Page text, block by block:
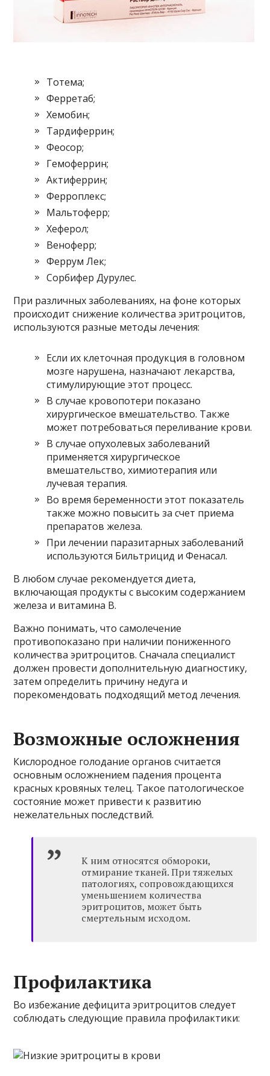
Тотема;
Ферретаб;
Хемобин;
Тардиферрин;
Феосор;
Гемоферрин;
Актиферрин;
Ферроплекс;
Мальтоферр;
Хеферол;
Веноферр;
Феррум Лек;
Сорбифер Дурулес.
При различных заболеваниях, на фоне которых
происходит снижение количества эритроцитов,
используются разные методы лечения:
Если их клеточная продукция в головном
мозге нарушена, назначают лекарства,
стимулирующие этот процесс.
В случае кровопотери показано
хирургическое вмешательство. Также
может потребоваться переливание крови.
В случае опухолевых заболеваний
применяется хирургическое
вмешательство, химиотерапия или
лучевая терапия.
Во время беременности этот показатель
также можно повысить за счет приема
препаратов железа.
При лечении паразитарных заболеваний
используются Бильтрицид и Фенасал.
В любом случае рекомендуется диета,
включающая продукты с высоким содержанием
железа и витамина B.
Важно понимать, что самолечение
противопоказано при наличии пониженного
количества эритроцитов. Сначала специалист
должен провести дополнительную диагностику,
затем определить причину недуга и
порекомендовать подходящий метод лечения.
Возможные осложнения
Кислородное голодание органов считается
основным осложнением падения процента
красных кровяных телец. Такое патологическое
состояние может привести к развитию
нежелательных последствий.
К ним относятся обмороки,
отмирание тканей. При тяжелых
патологиях, сопровождающихся
уменьшением количества
эритроцитов, может быть
смертельным исходом.
Профилактика
Во избежание дефицита эритроцитов следует
соблюдать следующие правила профилактики: